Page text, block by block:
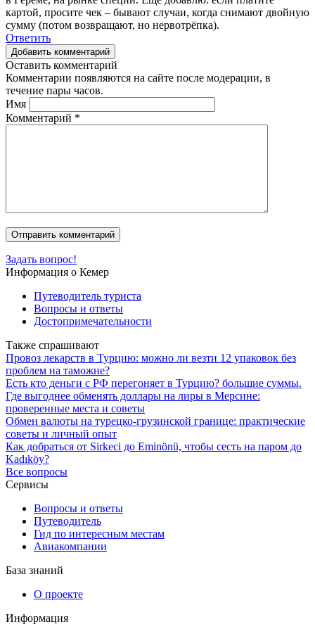
картой, просите чек – бывают случаи, когда снимают двойную
сумму (потом возвращают, но нервотрёпка).
Ответить
Добавить комментарий
Оставить комментарий
Комментарии появляются на сайте после модерации, в
течение пары часов.
Имя
Комментарий *
Задать вопрос!
Информация о Кемер
Путеводитель туриста
Вопросы и ответы
Достопримечательности
Также спрашивают
Провоз лекарств в Турцию: можно ли везти 12 упаковок без
проблем на таможне?
Есть кто деньги с РФ перегоняет в Турцию? большие суммы.
Где выгоднее обменять доллары на лиры в Мерсине:
проверенные места и советы
Обмен валюты на турецко-грузинской границе: практические
советы и личный опыт
Как добраться от Sirkeci до Eminönü, чтобы сесть на паром до
Kadıköy?
Все вопросы
Сервисы
Вопросы и ответы
Путеводитель
Гид по интересным местам
Авиакомпании
База знаний
О проекте
Информация